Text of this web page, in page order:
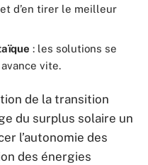
d’en tirer le meilleur
: les solutions se
vite.
de la transition
du surplus solaire un
l’autonomie des
des énergies